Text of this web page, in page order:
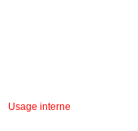
Usage interne